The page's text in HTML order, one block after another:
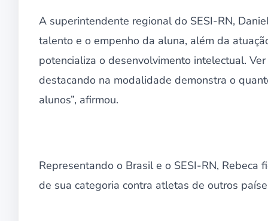
A superintendente regional do SESI-RN,
talento e o empenho da aluna, além da
potencializa o desenvolvimento intelectual.
destacando na modalidade demonstra o
alunos”, afirmou.
Representando o Brasil e o SESI-RN,
de sua categoria contra atletas de outros